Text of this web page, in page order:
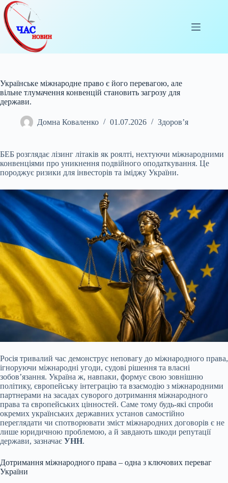
Перейти
до
вмісту
Українське міжнародне право є його перевагою, але
вільне тлумачення конвенцій становить загрозу для
держави.
Домна Коваленко 01.07.2026 Здоров’я
БЕБ розглядає лізинг літаків як роялті, нехтуючи міжнародними
конвенціями про уникнення подвійного оподаткування. Це
породжує ризики для інвесторів та іміджу України.
Росія тривалий час демонструє неповагу до міжнародного права,
ігноруючи міжнародні угоди, судові рішення та власні
зобов’язання. Україна ж, навпаки, формує свою зовнішню
політику, європейську інтеграцію та взаємодію з міжнародними
партнерами на засадах суворого дотримання міжнародного
права та європейських цінностей. Саме тому будь-які спроби
окремих українських державних установ самостійно
переглядати чи спотворювати зміст міжнародних договорів є не
лише юридичною проблемою, а й завдають шкоди репутації
держави, зазначає УНН.
Дотримання міжнародного права – одна з ключових переваг
України